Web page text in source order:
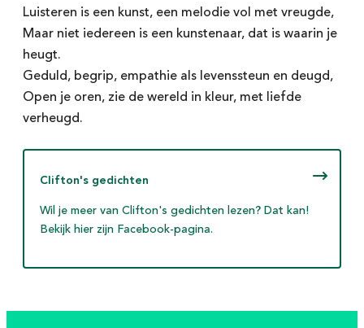
Luisteren is een kunst, een melodie vol met vreugde,
Maar niet iedereen is een kunstenaar, dat is waarin je
heugt.
Geduld, begrip, empathie als levenssteun en deugd,
Open je oren, zie de wereld in kleur, met liefde
verheugd.
Clifton's gedichten
Wil je meer van Clifton's gedichten lezen? Dat kan!
Bekijk hier zijn Facebook-pagina.